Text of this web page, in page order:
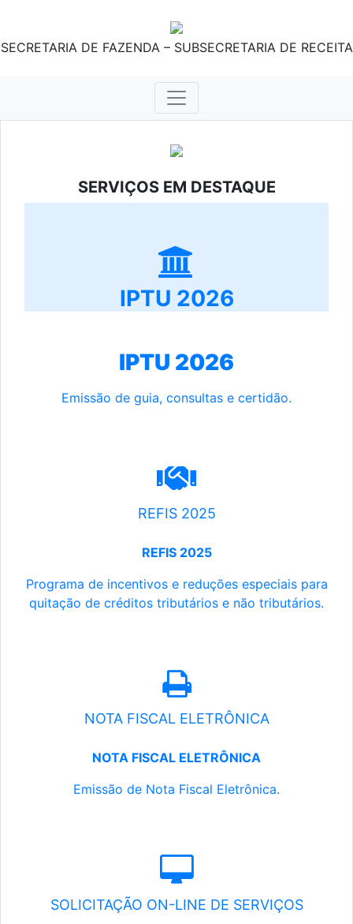
SECRETARIA DE FAZENDA – SUBSECRETARIA DE RECEITA
SERVIÇOS EM DESTAQUE
IPTU 2026
IPTU 2026
Emissão de guia, consultas e certidão.
REFIS 2025
REFIS 2025
Programa de incentivos e reduções especiais para
quitação de créditos tributários e não tributários.
NOTA FISCAL ELETRÔNICA
NOTA FISCAL ELETRÔNICA
Emissão de Nota Fiscal Eletrônica.
SOLICITAÇÃO ON-LINE DE SERVIÇOS